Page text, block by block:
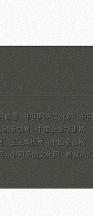
鹤壁 中国时尚文化网 中
销策划网 中国企业培训网
宝宝成长网 中国瓷器网
中国爱情文化网 科技前沿